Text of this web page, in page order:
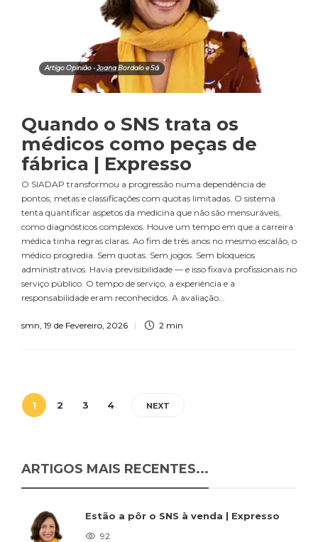
Artigo Opinião - Joana Bordalo e Sá
Quando o SNS trata os
médicos como peças de
fábrica | Expresso
O SIADAP transformou a progressão numa dependência de
pontos, metas e classificações com quotas limitadas. O sistema
tenta quantificar aspetos da medicina que não são mensuráveis,
como diagnósticos complexos. Houve um tempo em que a carreira
médica tinha regras claras. Ao fim de três anos no mesmo escalão, o
médico progredia. Sem quotas. Sem jogos. Sem bloqueios
administrativos. Havia previsibilidade — e isso fixava profissionais no
serviço público. O tempo de serviço, a experiência e a
responsabilidade eram reconhecidos. A avaliação...
smn, 19 de Fevereiro, 2026 2 min
1 2 3 4 NEXT
ARTIGOS MAIS RECENTES...
Estão a pôr o SNS à venda | Expresso
92